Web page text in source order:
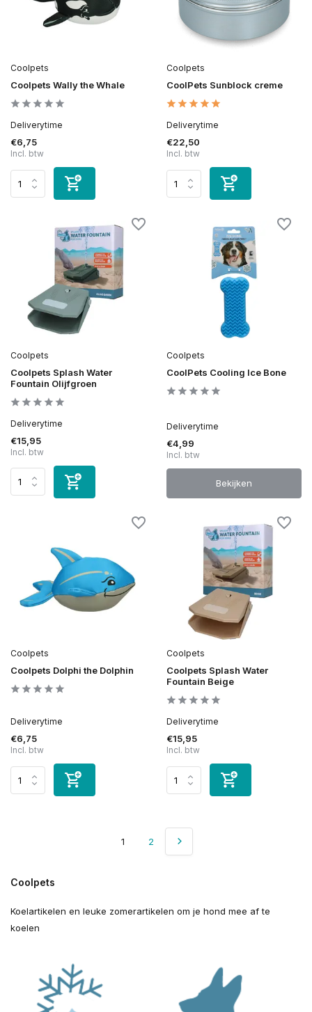
Coolpets
Coolpets Wally the Whale
Deliverytime
€6,75
Incl. btw
Coolpets
CoolPets Sunblock creme
Deliverytime
€22,50
Incl. btw
Coolpets
Coolpets Splash Water
Fountain Olijfgroen
Deliverytime
€15,95
Incl. btw
Coolpets
CoolPets Cooling Ice Bone
Deliverytime
€4,99
Incl. btw
Bekijken
Coolpets
Coolpets Dolphi the Dolphin
Deliverytime
€6,75
Incl. btw
Coolpets
Coolpets Splash Water
Fountain Beige
Deliverytime
€15,95
Incl. btw
1 2
Coolpets
Koelartikelen en leuke zomerartikelen om je hond mee af te
koelen